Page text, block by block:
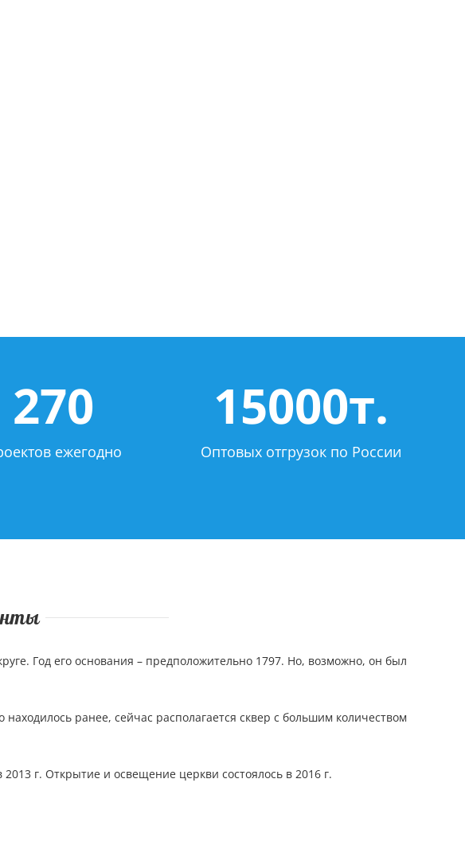
270
ежегодно
15000т.
Оптовых отгрузок по России
Год его основания – предположительно 1797. Но, возможно, он был
ранее, сейчас располагается сквер с большим количеством
г. Открытие и освещение церкви состоялось в 2016 г.